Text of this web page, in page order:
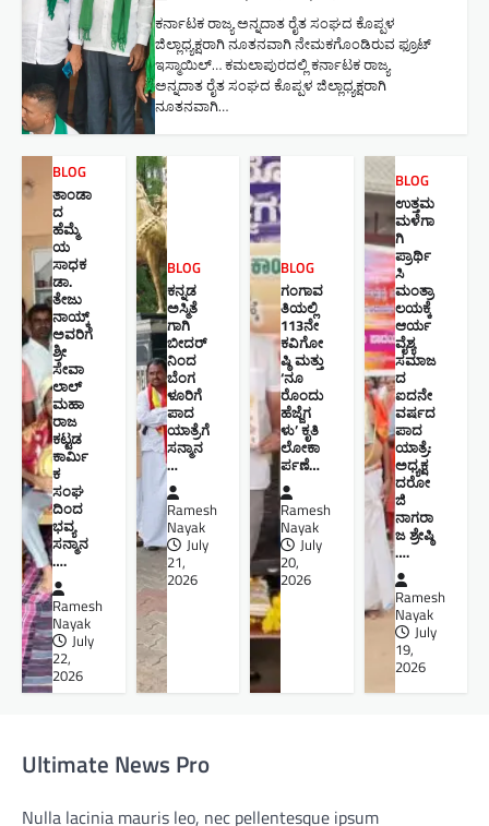
ಕರ್ನಾಟಕ ರಾಜ್ಯ ಅನ್ನದಾತ ರೈತ ಸಂಘದ ಕೊಪ್ಪಳ
ಜಿಲ್ಲಾಧ್ಯಕ್ಷರಾಗಿ ನೂತನವಾಗಿ ನೇಮಕಗೊಂಡಿರುವ ಫ್ರೂಟ್
ಇಸ್ಮಾಯಿಲ್… ಕಮಲಾಪುರದಲ್ಲಿ ಕರ್ನಾಟಕ ರಾಜ್ಯ
ಅನ್ನದಾತ ರೈತ ಸಂಘದ ಕೊಪ್ಪಳ ಜಿಲ್ಲಾಧ್ಯಕ್ಷರಾಗಿ
ನೂತನವಾಗಿ…
BLOG
ತಾಂಡಾ
ದ
ಹೆಮ್ಮೆ
ಯ
ಸಾಧಕ
ಡಾ.
ತೇಜು
ನಾಯ್ಕ್
ಅವರಿಗೆ
ಶ್ರೀ
ಸೇವಾ
ಲಾಲ್
ಮಹಾ
ರಾಜ
ಕಟ್ಟಡ
ಕಾರ್ಮಿ
ಕ
ಸಂಘ
ದಿಂದ
ಭವ್ಯ
ಸನ್ಮಾನ
….
Ramesh
Nayak
July
22,
2026
BLOG
ಕನ್ನಡ
ಅಸ್ಮಿತೆ
ಗಾಗಿ
ಬೀದರ್
ನಿಂದ
ಬೆಂಗ
ಳೂರಿಗೆ
ಪಾದ
ಯಾತ್ರೆಗೆ
ಸನ್ಮಾನ
…
Ramesh
Nayak
July
21,
2026
BLOG
ಗಂಗಾವ
ತಿಯಲ್ಲಿ
113ನೇ
ಕವಿಗೋ
ಷ್ಠಿ ಮತ್ತು
‘ನೂ
ರೊಂದು
ಹೆಜ್ಜೆಗ
ಳು’ ಕೃತಿ
ಲೋಕಾ
ರ್ಪಣೆ…
Ramesh
Nayak
July
20,
2026
BLOG
ಉತ್ತಮ
ಮಳೆಗಾ
ಗಿ
ಪ್ರಾರ್ಥಿ
ಸಿ
ಮಂತ್ರಾ
ಲಯಕ್ಕೆ
ಆರ್ಯ
ವೈಶ್ಯ
ಸಮಾಜ
ದ
ಐದನೇ
ವರ್ಷದ
ಪಾದ
ಯಾತ್ರೆ:
ಅಧ್ಯಕ್ಷ
ದರೋ
ಜಿ
ನಾಗರಾ
ಜ ಶ್ರೇಷ್ಠಿ ​
….
Ramesh
Nayak
July
19,
2026
Ultimate News Pro
Nulla lacinia mauris leo, nec pellentesque ipsum